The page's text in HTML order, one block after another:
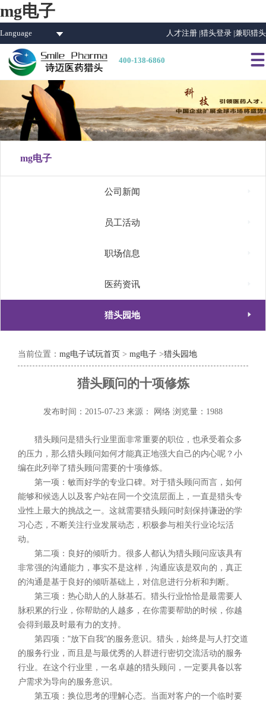
mg电子
Language 人才注册 |猎头登录 |兼职猎头
400-138-6860 
mg电子
公司新闻
员工活动
职场信息
医药资讯
猎头园地 
当前位置： mg电子试玩首页 > mg电子 >猎头园地
猎头顾问的十项修炼
发布时间：2015-07-23 来源： 网络 浏览量：1988
猎头顾问是猎头行业里面非常重要的职位，也承受着众多
的压力，那么猎头顾问如何才能真正地强大自己的内心呢？小
编在此列举了猎头顾问需要的十项修炼。
第一项：敏而好学的专业口碑。对于猎头顾问而言，如何
能够和候选人以及客户站在同一个交流层面上，一直是猎头专
业性上最大的挑战之一。这就需要猎头顾问时刻保持谦逊的学
习心态，不断关注行业发展动态，积极参与相关行业论坛活
动。
第二项：良好的倾听力。很多人都认为猎头顾问应该具有
非常强的沟通能力，事实不是这样，沟通应该是双向的，真正
的沟通是基于良好的倾听基础上，对信息进行分析和判断。
第三项：热心助人的人脉基石。猎头行业恰恰是最需要人
脉积累的行业，你帮助的人越多，在你需要帮助的时候，你越
会得到最及时最有力的支持。
第四项："放下自我"的服务意识。猎头，始终是与人打交道
的服务行业，而且是与最优秀的人群进行密切交流活动的服务
行业。在这个行业里，一名卓越的猎头顾问，一定要具备以客
户需求为导向的服务意识。
第五项：换位思考的理解心态。当面对客户的一个临时要